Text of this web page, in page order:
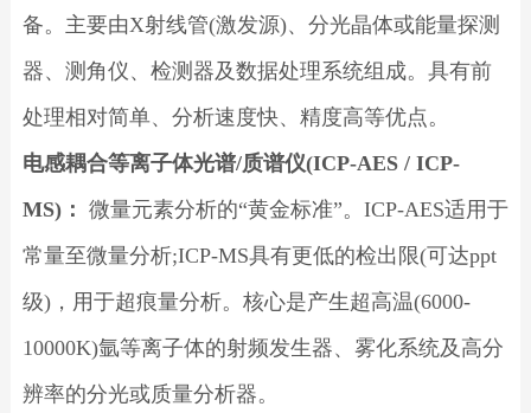
备。主要由X射线管(激发源)、分光晶体或能量探测
器、测角仪、检测器及数据处理系统组成。具有前
处理相对简单、分析速度快、精度高等优点。
电感耦合等离子体光谱/质谱仪(ICP-AES / ICP-
MS)： 微量元素分析的“黄金标准”。ICP-AES适用于
常量至微量分析;ICP-MS具有更低的检出限(可达ppt
级)，用于超痕量分析。核心是产生超高温(6000-
10000K)氩等离子体的射频发生器、雾化系统及高分
辨率的分光或质量分析器。